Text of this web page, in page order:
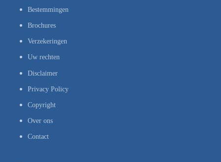
Bestemmingen
Brochures
Verzekeringen
Uw rechten
Disclaimer
Privacy Policy
Copyright
Over ons
Contact